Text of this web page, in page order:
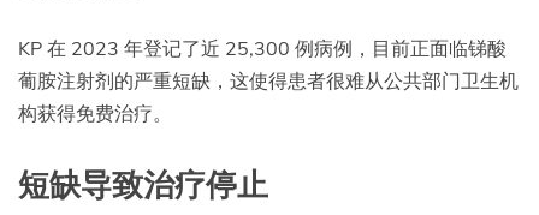
KP 在 2023 年登记了近 25,300 例病例，目前正面临锑酸
葡胺注射剂的严重短缺，这使得患者很难从公共部门卫生机
构获得免费治疗。
短缺导致治疗停止